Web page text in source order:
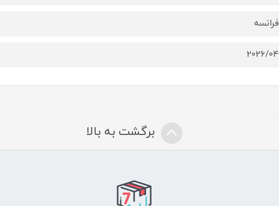
فرانسه
2026/04
برگشت به بالا